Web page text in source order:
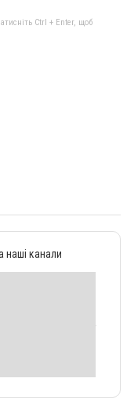
Ctrl + Enter, щоб
наші канали